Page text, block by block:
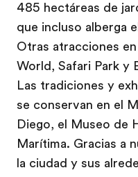
485 hectáreas de
que incluso alberga
Otras atracciones
World, Safari Park y
Las tradiciones y
se conservan en el
Diego, el Museo de
Marítima. Gracias a
la ciudad y sus